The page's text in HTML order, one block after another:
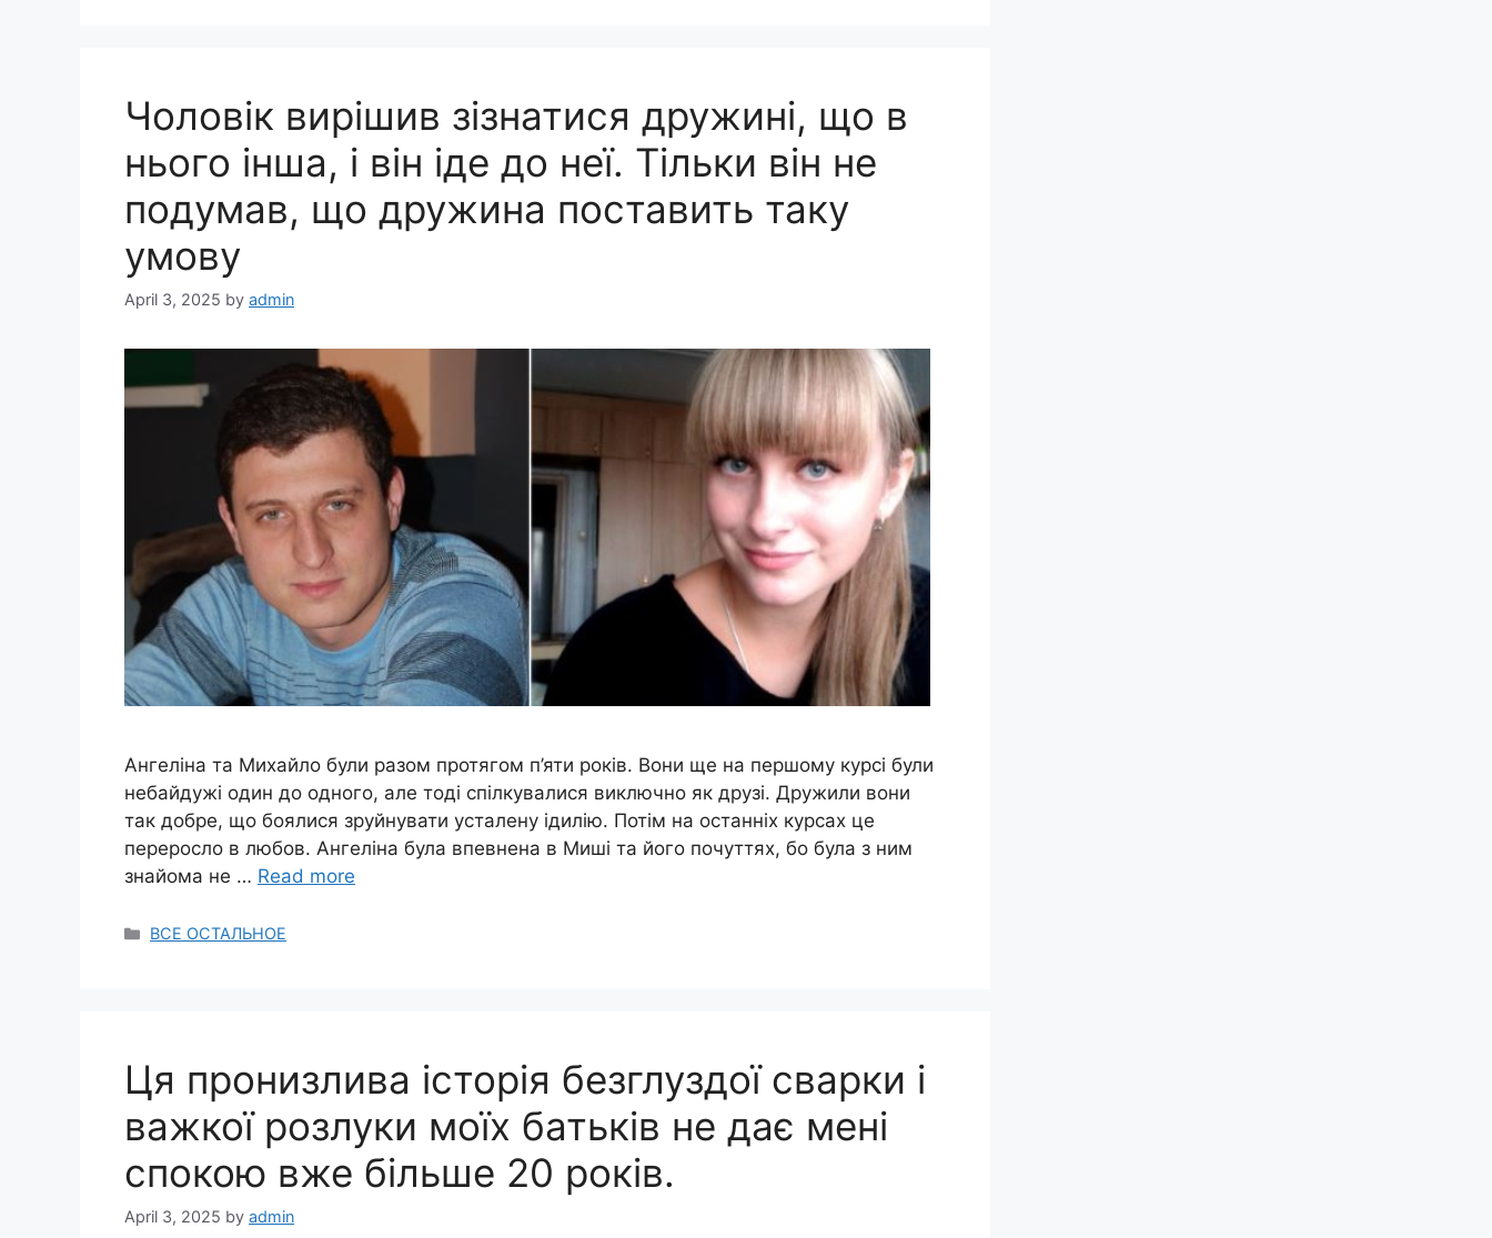
Чоловік вирішив зізнатися дружині, що в
нього інша, і він іде до неї. Тільки він не
подумав, що дружина поставить таку
умову
April 3, 2025 by admin
Ангеліна та Михайло були разом протягом п’яти років. Вони ще на першому курсі були
небайдужі один до одного, але тоді спілкувалися виключно як друзі. Дружили вони
так добре, що боялися зруйнувати усталену ідилію. Потім на останніх курсах це
переросло в любов. Ангеліна була впевнена в Миші та його почуттях, бо була з ним
знайома не … Read more
Categories
ВСЕ ОСТАЛЬНОЕ
Ця пронизлива історія безглуздої сварки і
важкої розлуки моїх батьків не дає мені
спокою вже більше 20 років.
April 3, 2025 by admin